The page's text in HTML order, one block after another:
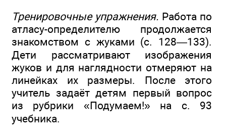
Тренировочные упражнения. Работа по
атласу-определителю продолжается
знакомством с жуками (с. 128—133).
Дети рассматривают изображения
жуков и для наглядности отмеряют на
линейках их размеры. После этого
учитель задаёт детям первый вопрос
из рубрики «Подумаем!» на с. 93
учебника.